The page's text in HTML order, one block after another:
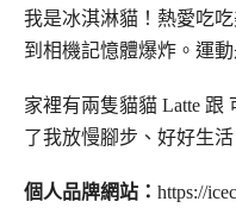
我是冰淇淋貓！ 熱愛吃
到相機記憶體爆炸。 運
家裡有兩隻貓貓 Latte 跟
了我放慢腳步、好好生活
個人品牌網站： https://